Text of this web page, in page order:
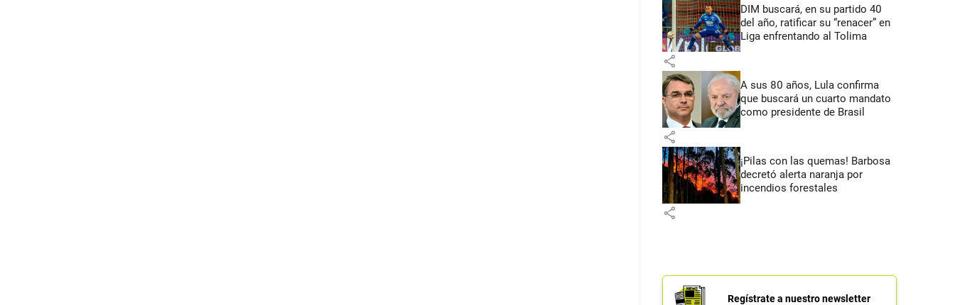
DIM buscará, en su partido 40
del año, ratificar su “renacer” en
Liga enfrentando al Tolima
share
A sus 80 años, Lula confirma
que buscará un cuarto mandato
como presidente de Brasil
share
¡Pilas con las quemas! Barbosa
decretó alerta naranja por
incendios forestales
share
Regístrate a nuestro newsletter